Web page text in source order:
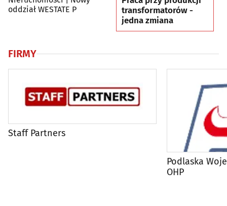
oddział WESTATE P
transformatorów -
jedna zmiana
FIRMY
Staff Partners
Podlaska
OHP